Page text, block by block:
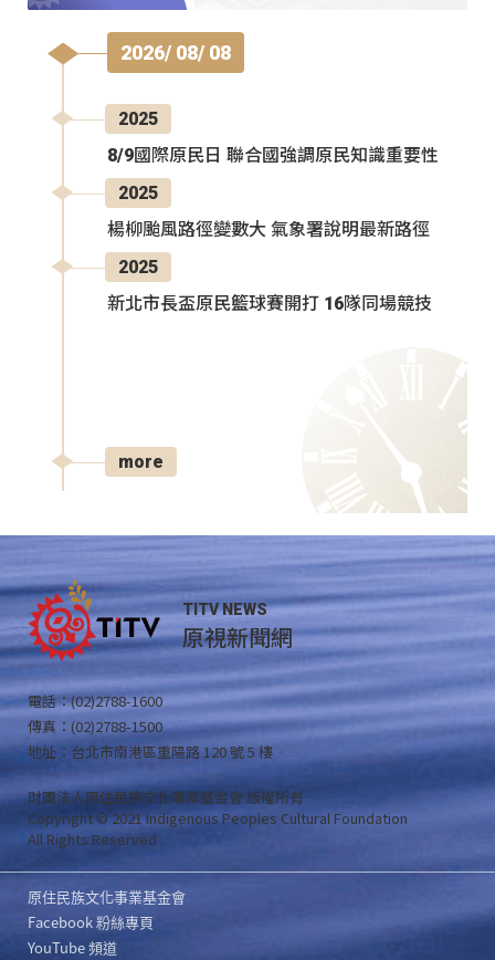
2026/ 08/ 08
2025
8/9國際原民日 聯合國強調原民知識重要性
2025
楊柳颱風路徑變數大 氣象署說明最新路徑
2025
新北市長盃原民籃球賽開打 16隊同場競技
more
TITV NEWS
原視新聞網
電話：(02)2788-1600
傳真：(02)2788-1500
地址：台北市南港區重陽路 120 號 5 樓
財團法人原住民族文化事業基金會 版權所有
Copyright © 2021 Indigenous Peoples Cultural Foundation
All Rights Reserved .
原住民族文化事業基金會
Facebook 粉絲專頁
YouTube 頻道